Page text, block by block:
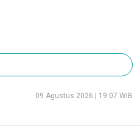
09 Agustus 2026 | 19:07 WIB